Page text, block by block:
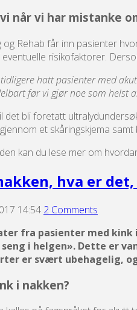
når vi har mistanke
og Rehab får inn pasienter
eventuelle risikofaktorer.
hatt pasienter med
før vi gjør noe som helst
det bli foretatt
et skåringskjema
kan du lese mer om
hva er
14:54 2 Comments
fra pasienter med
seng i helgen». Dette er
er svært ubehagelig,
i nakken?